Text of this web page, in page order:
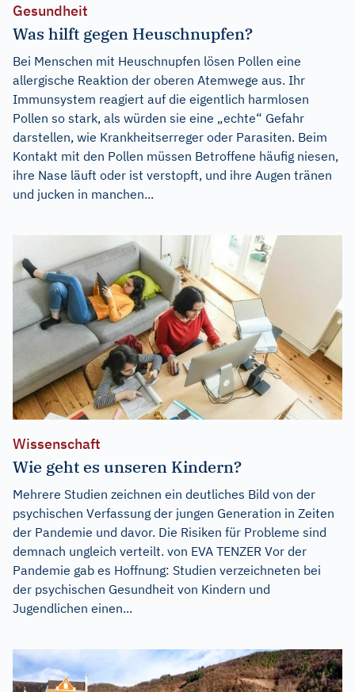
Gesundheit
Was hilft gegen Heuschnupfen?
Bei Menschen mit Heuschnupfen lösen Pollen eine
allergische Reaktion der oberen Atemwege aus. Ihr
Immunsystem reagiert auf die eigentlich harmlosen
Pollen so stark, als würden sie eine „echte“ Gefahr
darstellen, wie Krankheitserreger oder Parasiten. Beim
Kontakt mit den Pollen müssen Betroffene häufig niesen,
ihre Nase läuft oder ist verstopft, und ihre Augen tränen
und jucken in manchen...
Wissenschaft
Wie geht es unseren Kindern?
Mehrere Studien zeichnen ein deutliches Bild von der
psychischen Verfassung der jungen Generation in Zeiten
der Pandemie und davor. Die Risiken für Probleme sind
demnach ungleich verteilt. von EVA TENZER Vor der
Pandemie gab es Hoffnung: Studien verzeichneten bei
der psychischen Gesundheit von Kindern und
Jugendlichen einen...